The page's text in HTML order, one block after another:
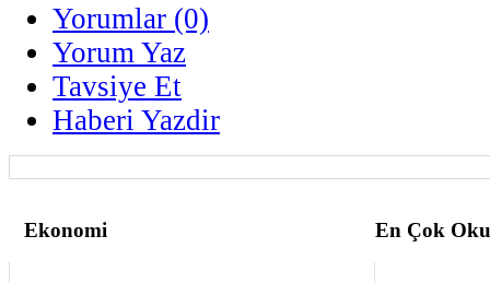
Yorumlar (0)
Yorum Yaz
Tavsiye Et
Haberi Yazdir
Ekonomi En Çok